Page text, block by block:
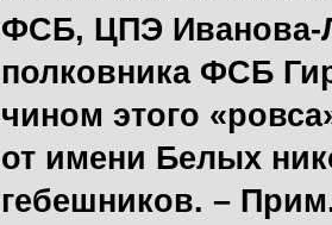
ФСБ, ЦПЭ Иванова-
полковника ФСБ
чином этого
от имени Белых
гебешников. –